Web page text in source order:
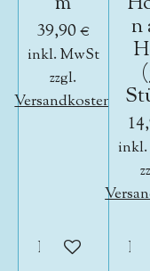
39,90 €
inkl. MwSt
zzgl.
Versandkosten
In den
n
In